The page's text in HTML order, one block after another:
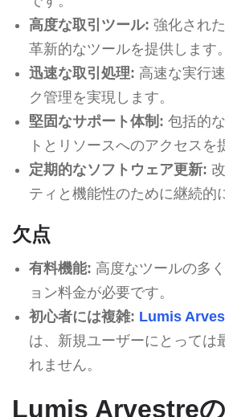
高度な取引ツール: 強化され
革新的なツールを提供します。
迅速な取引処理: 高速な実行
ク管理を実現します。
堅固なサポート体制: 包括的
トとリソースへのアクセスを
定期的なソフトウェア更新:
ティと機能性のために継続的
欠点
有料機能: 高度なツールの多
ョン料金が必要です。
初心者には複雑: Lumis
は、新規ユーザーにとっては
れません。
Lumis Arvestre